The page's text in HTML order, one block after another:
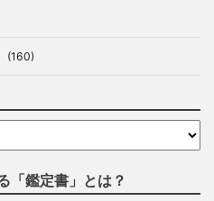
(160)
「鑑定書」とは？